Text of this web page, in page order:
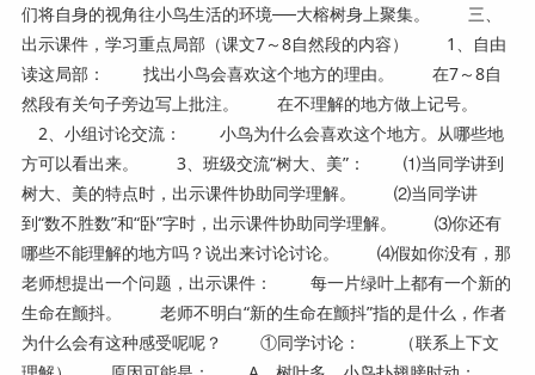
们将自身的视角往小鸟生活的环境──大榕树身上聚集。 三、
出示课件，学习重点局部（课文7～8自然段的内容） 1、自由
读这局部： 找出小鸟会喜欢这个地方的理由。 在7～8自
然段有关句子旁边写上批注。 在不理解的地方做上记号。
2、小组讨论交流： 小鸟为什么会喜欢这个地方。从哪些地
方可以看出来。 3、班级交流“树大、美”： ⑴当同学讲到
树大、美的特点时，出示课件协助同学理解。 ⑵当同学讲
到“数不胜数”和“卧”字时，出示课件协助同学理解。 ⑶你还有
哪些不能理解的地方吗？说出来讨论讨论。 ⑷假如你没有，那
老师想提出一个问题，出示课件： 每一片绿叶上都有一个新的
生命在颤抖。 老师不明白“新的生命在颤抖”指的是什么，作者
为什么会有这种感受呢呢？ ①同学讨论： （联系上下文